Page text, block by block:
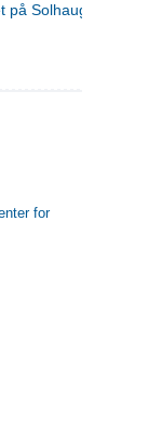
Solhaug ; Olaf
for